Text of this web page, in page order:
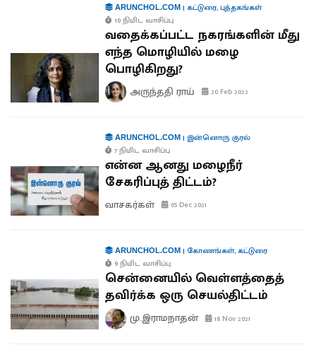
ARUNCHOL.COM| கட்டுரை,புத்தகங்கள்
10 நிமிட வாசிப்பு
வதைக்கப்பட்ட நகரங்களின் மீது
எந்த மொழியில் மழை
பொழிகிறது?
அருந்ததி ராய் 20 Feb 2022
ARUNCHOL.COM| இன்னொரு குரல்
7 நிமிட வாசிப்பு
என்ன ஆனது மழைநீர்
சேகரிப்புத் திட்டம்?
வாசகர்கள் 05 Dec 2021
ARUNCHOL.COM| கோணங்கள், கட்டுரை
9 நிமிட வாசிப்பு
சென்னையில் வெள்ளத்தைத்
தவிர்க்க ஒரு செயல்திட்டம்
மு.இராமநாதன் 18 Nov 2021